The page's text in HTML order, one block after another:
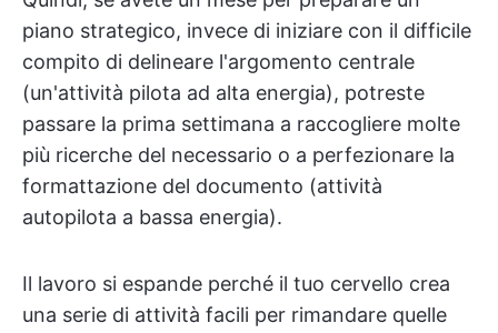
piano strategico, invece di iniziare con il difficile
compito di delineare l'argomento centrale
(un'attività pilota ad alta energia), potreste
passare la prima settimana a raccogliere molte
più ricerche del necessario o a perfezionare la
formattazione del documento (attività
autopilota a bassa energia).
Il lavoro si espande perché il tuo cervello crea
una serie di attività facili per rimandare quelle